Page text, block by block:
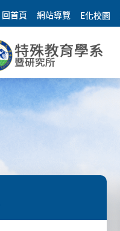
回首頁 網站導覽 E化校園